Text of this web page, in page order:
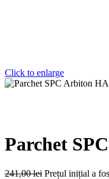
Click to enlarge
Parchet
241,00lei Prețul inițial a